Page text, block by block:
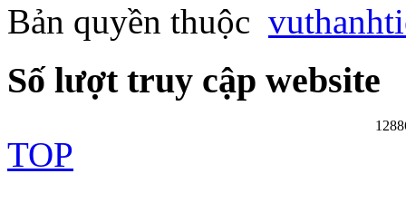
Bản quyền thuộc
Số lượt truy cập website
TOP